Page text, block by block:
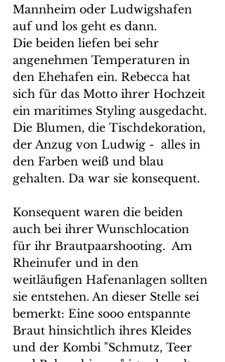
Mannheim oder Ludwigshafen
auf und los geht es dann.
Die beiden liefen bei sehr
angenehmen Temperaturen in
den Ehehafen ein. Rebecca hat
sich für das Motto ihrer Hochzeit
ein maritimes Styling ausgedacht.
Die Blumen, die Tischdekoration,
der Anzug von Ludwig -  alles in
den Farben weiß und blau
gehalten. Da war sie konsequent.
Konsequent waren die beiden
auch bei ihrer Wunschlocation
für ihr Brautpaarshooting.  Am
Rheinufer und in den
weitläufigen Hafenanlagen sollten
sie entstehen. An dieser Stelle sei
bemerkt: Eine sooo entspannte
Braut hinsichtlich ihres Kleides
und der Kombi "Schmutz, Teer